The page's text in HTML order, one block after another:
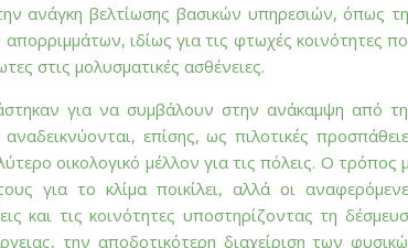
ανάγκη βελτίωσης βασικών υπηρεσιών, όπως
ιδίως για τις φτωχές κοινότητες
στις μολυσματικές ασθένειες.
για να συμβάλουν στην ανάκαμψη από
επίσης, ως πιλοτικές
οικολογικό μέλλον για τις πόλεις. Ο τρόπος
για το κλίμα ποικίλει, αλλά οι
και τις κοινότητες υποστηρίζοντας τη
την αποδοτικότερη διαχείριση των